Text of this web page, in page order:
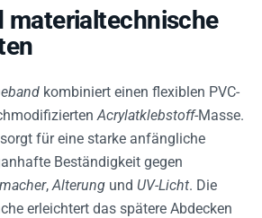
materialtechnische
kombiniert einen flexiblen PVC-
Acrylatklebstoff-Masse.
für eine starke anfängliche
Beständigkeit gegen
,Alterung und UV-Licht. Die
erleichtert das spätere Abdecken